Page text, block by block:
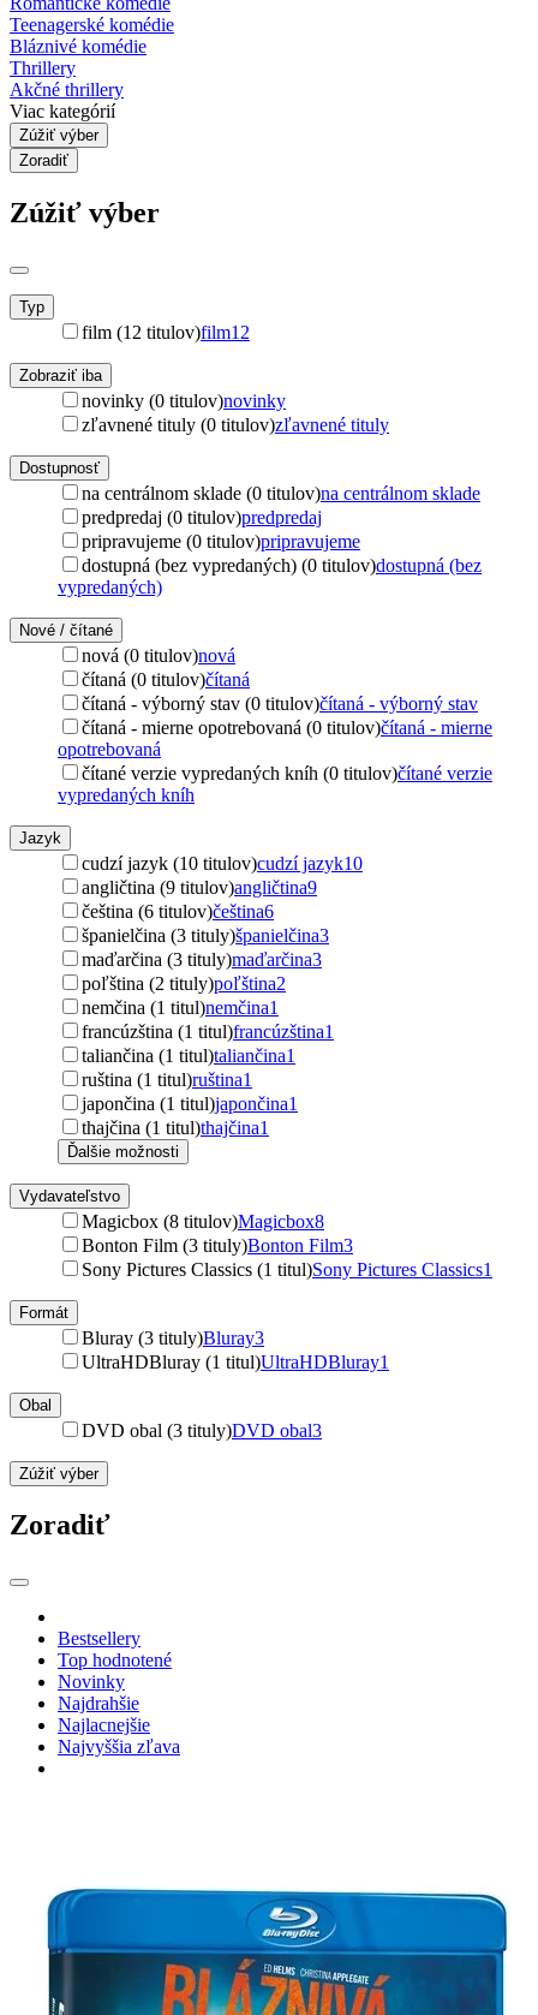
Teenagerské komédie
Bláznivé komédie
Thrillery
Akčné thrillery
Viac kategórií
Zúžiť výber
Zoradiť
Zúžiť výber
Typ
film (12 titulov)film12
Zobraziť iba
novinky (0 titulov)novinky
zľavnené tituly (0 titulov)zľavnené tituly
Dostupnosť
na centrálnom sklade (0 titulov)na centrálnom sklade
predpredaj (0 titulov)predpredaj
pripravujeme (0 titulov)pripravujeme
dostupná (bez vypredaných) (0 titulov)dostupná (bez
vypredaných)
Nové / čítané
nová (0 titulov)nová
čítaná (0 titulov)čítaná
čítaná - výborný stav (0 titulov)čítaná - výborný stav
čítaná - mierne opotrebovaná (0 titulov)čítaná - mierne
opotrebovaná
čítané verzie vypredaných kníh (0 titulov)čítané verzie
vypredaných kníh
Jazyk
cudzí jazyk (10 titulov)cudzí jazyk10
angličtina (9 titulov)angličtina9
čeština (6 titulov)čeština6
španielčina (3 tituly)španielčina3
maďarčina (3 tituly)maďarčina3
poľština (2 tituly)poľština2
nemčina (1 titul)nemčina1
francúzština (1 titul)francúzština1
taliančina (1 titul)taliančina1
ruština (1 titul)ruština1
japončina (1 titul)japončina1
thajčina (1 titul)thajčina1
Ďalšie možnosti
Vydavateľstvo
Magicbox (8 titulov)Magicbox8
Bonton Film (3 tituly)Bonton Film3
Sony Pictures Classics (1 titul)Sony Pictures Classics1
Formát
Bluray (3 tituly)Bluray3
UltraHDBluray (1 titul)UltraHDBluray1
Obal
DVD obal (3 tituly)DVD obal3
Zúžiť výber
Zoradiť
Bestsellery
Top hodnotené
Novinky
Najdrahšie
Najlacnejšie
Najvyššia zľava